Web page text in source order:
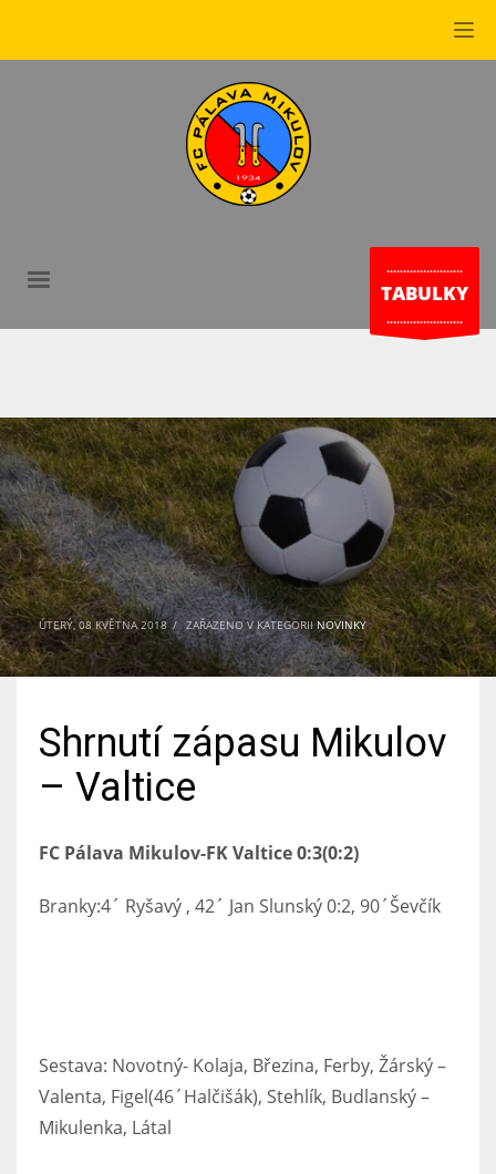
.......................
TABULKY
.......................
ÚTERÝ, 08 KVĚTNA 2018 / ZAŘAZENO V KATEGORII NOVINKY
Shrnutí zápasu Mikulov
– Valtice
FC Pálava Mikulov-FK Valtice 0:3(0:2)
Branky:4´ Ryšavý , 42´ Jan Slunský 0:2, 90´Ševčík
Sestava: Novotný- Kolaja, Březina, Ferby, Žárský –
Valenta, Figel(46´Halčišák), Stehlík, Budlanský –
Mikulenka, Látal